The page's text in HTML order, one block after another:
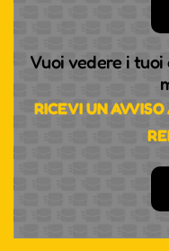
Vuoi vedere i
RICEVI UN